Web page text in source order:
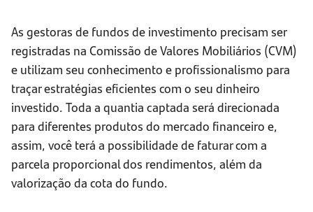
As gestoras de fundos de investimento precisam ser
registradas na Comissão de Valores Mobiliários (CVM)
e utilizam seu conhecimento e profissionalismo para
traçar estratégias eficientes com o seu dinheiro
investido. Toda a quantia captada será direcionada
para diferentes produtos do mercado financeiro e,
assim, você terá a possibilidade de faturar com a
parcela proporcional dos rendimentos, além da
valorização da cota do fundo.